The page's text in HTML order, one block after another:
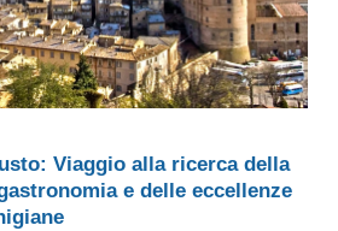
Viaggio alla ricerca della
e delle eccellenze